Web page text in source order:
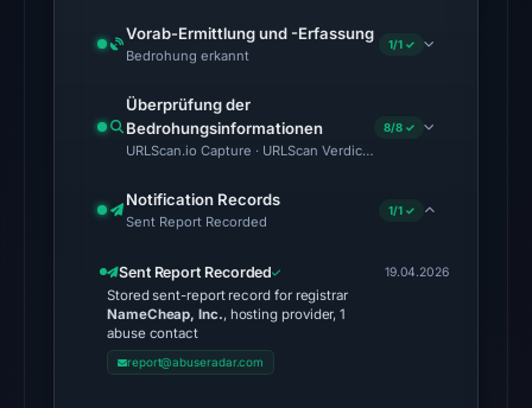
at
02:06
The
latest
probe
returned
502
on
7,
Vorab-Ermittlung und -Erfassung
Bedrohung erkannt
1/1 ✓
Überprüfung der
Bedrohungsinformationen
URLScan.io Capture · URLScan Verdict · Cloudflare Radar
8/8 ✓
Notification Records
Sent Report Recorded
1/1 ✓
Sent Report Recorded
Stored sent-report record for registrar
NameCheap, Inc., hosting provider, 1
abuse contact
report@abuseradar.com
19.04.2026